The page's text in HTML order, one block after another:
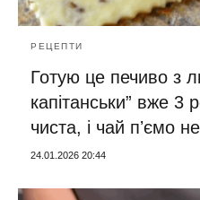
РЕЦЕПТИ
Готую це печиво з
капітанськи” вже 3
чиста, і чай пʼємо
24.01.2026 20:44